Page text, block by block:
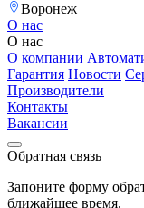
Воронеж
О нас
О нас
О компании
Гарантия Новости
Производители
Контакты
Вакансии
Обратная связь
Запоните форму
ближайшее время.